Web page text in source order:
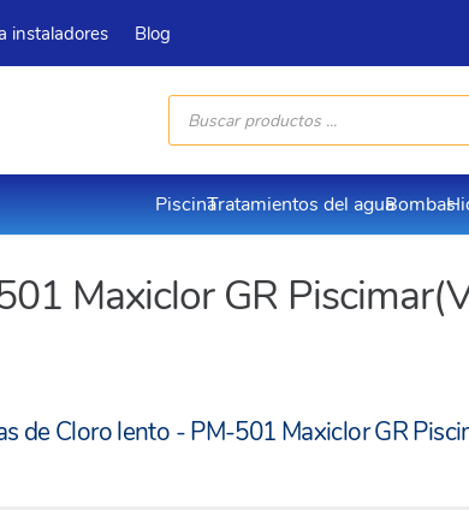
instaladores Blog
Búsqueda
productos
PiscinaTratamientos del aguaBombas
Maxiclor GR
de Cloro lento - PM-501 Maxiclor GR